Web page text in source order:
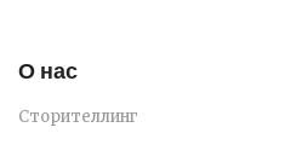
О нас
Сторителлинг